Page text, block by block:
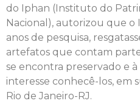
do Iphan (Instituto do
Nacional), autorizou que o
anos de pesquisa,
artefatos que contam
se encontra preservado e
interesse conhecê-los, em
Rio de Janeiro-RJ.